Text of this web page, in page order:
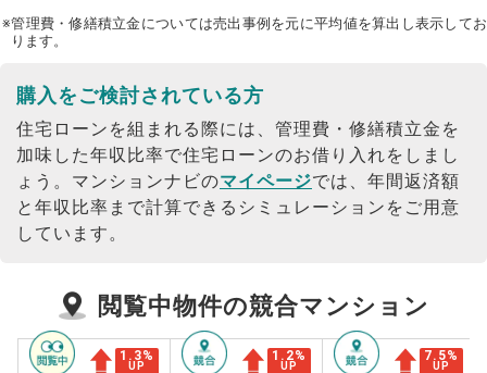
※管理費・修繕積立金については売出事例を元に平均値を算出し表示してお
ります。
購入をご検討されている方
住宅ローンを組まれる際には、管理費・修繕積立金を
加味した年収比率で住宅ローンのお借り入れをしまし
ょう。 マンションナビのマイページでは、年間返済額
と年収比率まで計算できるシミュレーションをご用意
しています。
閲覧中物件の競合マンション
1.3%
UP
1.2%
UP
7.5%
UP